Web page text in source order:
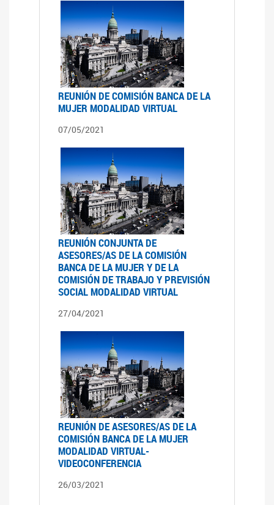
REUNIÓN DE COMISIÓN BANCA DE LA
MUJER MODALIDAD VIRTUAL
07/05/2021
REUNIÓN CONJUNTA DE
ASESORES/AS DE LA COMISIÓN
BANCA DE LA MUJER Y DE LA
COMISIÓN DE TRABAJO Y PREVISIÓN
SOCIAL MODALIDAD VIRTUAL
27/04/2021
REUNIÓN DE ASESORES/AS DE LA
COMISIÓN BANCA DE LA MUJER
MODALIDAD VIRTUAL-
VIDEOCONFERENCIA
26/03/2021